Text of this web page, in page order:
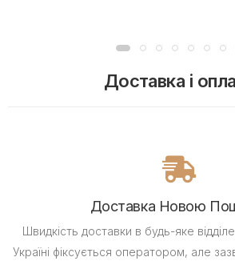
Доставка і
Доставка Новою
Швидкість доставки в будь-яке
Україні фіксується оператором, але